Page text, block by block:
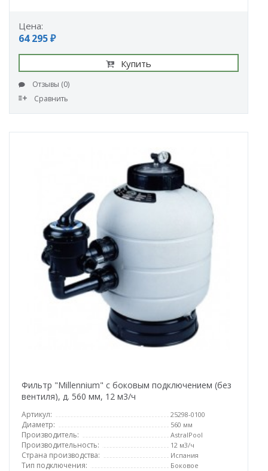
Цена:
64 295 ₽
Купить
Отзывы (0)
Сравнить
Фильтр "Millennium" с боковым подключением (без
вентиля), д. 560 мм, 12 м3/ч
Артикул: 25298-0100
Диаметр: 560 мм
Производитель: AstralPool
Производительность: 12 м3/ч
Страна производства: Испания
Тип подключения: Боковое